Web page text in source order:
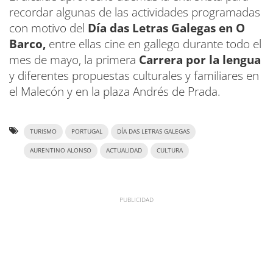
recordar algunas de las actividades programadas
con motivo del Día das Letras Galegas en O
Barco, entre ellas cine en gallego durante todo el
mes de mayo, la primera Carrera por la lengua
y diferentes propuestas culturales y familiares en
el Malecón y en la plaza Andrés de Prada.
TURISMO PORTUGAL DÍA DAS LETRAS GALEGAS
AURENTINO ALONSO ACTUALIDAD CULTURA